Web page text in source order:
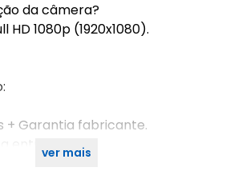
da câmera?
HD 1080p (1920x1080).
+ Garantia fabricante.
entrega.ver mais